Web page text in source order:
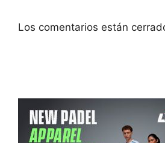
Los comentarios están